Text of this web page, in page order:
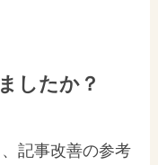
したか？
記事改善の参考